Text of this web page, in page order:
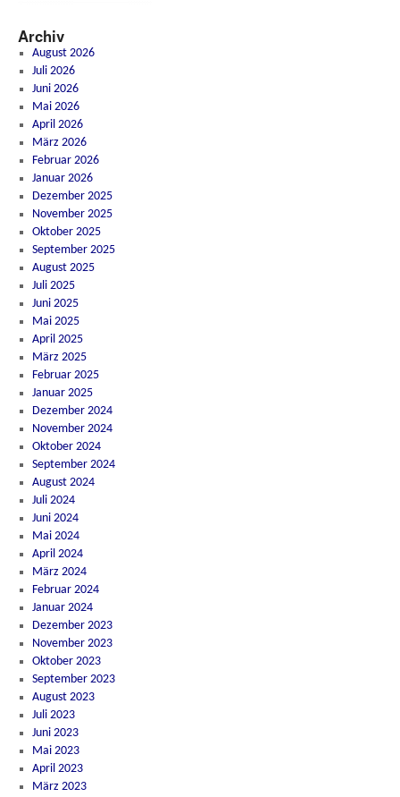
Archiv
August 2026
Juli 2026
Juni 2026
Mai 2026
April 2026
März 2026
Februar 2026
Januar 2026
Dezember 2025
November 2025
Oktober 2025
September 2025
August 2025
Juli 2025
Juni 2025
Mai 2025
April 2025
März 2025
Februar 2025
Januar 2025
Dezember 2024
November 2024
Oktober 2024
September 2024
August 2024
Juli 2024
Juni 2024
Mai 2024
April 2024
März 2024
Februar 2024
Januar 2024
Dezember 2023
November 2023
Oktober 2023
September 2023
August 2023
Juli 2023
Juni 2023
Mai 2023
April 2023
März 2023